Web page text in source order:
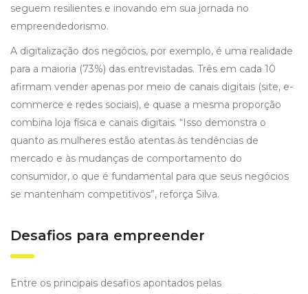
seguem resilientes e inovando em sua jornada no
empreendedorismo.
A digitalização dos negócios, por exemplo, é uma realidade
para a maioria (73%) das entrevistadas. Três em cada 10
afirmam vender apenas por meio de canais digitais (site, e-
commerce e redes sociais), e quase a mesma proporção
combina loja física e canais digitais. “Isso demonstra o
quanto as mulheres estão atentas às tendências de
mercado e às mudanças de comportamento do
consumidor, o que é fundamental para que seus negócios
se mantenham competitivos”, reforça Silva.
Desafios para empreender
Entre os principais desafios apontados pelas